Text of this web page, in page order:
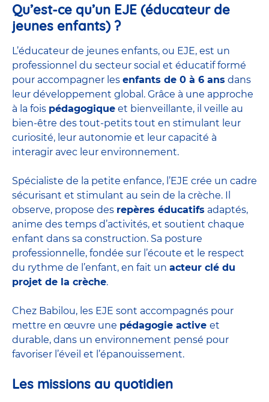
Qu’est-ce qu’un EJE (éducateur de
jeunes enfants) ?
L’éducateur de jeunes enfants, ou EJE, est un
professionnel du secteur social et éducatif formé
pour accompagner les enfants de 0 à 6 ans dans
leur développement global. Grâce à une approche
à la fois pédagogique et bienveillante, il veille au
bien-être des tout-petits tout en stimulant leur
curiosité, leur autonomie et leur capacité à
interagir avec leur environnement.
Spécialiste de la petite enfance, l’EJE crée un cadre
sécurisant et stimulant au sein de la crèche. Il
observe, propose des repères éducatifs adaptés,
anime des temps d’activités, et soutient chaque
enfant dans sa construction. Sa posture
professionnelle, fondée sur l’écoute et le respect
du rythme de l’enfant, en fait un acteur clé du
projet de la crèche.
Chez Babilou, les EJE sont accompagnés pour
mettre en œuvre une pédagogie active et
durable, dans un environnement pensé pour
favoriser l’éveil et l’épanouissement.
Les missions au quotidien